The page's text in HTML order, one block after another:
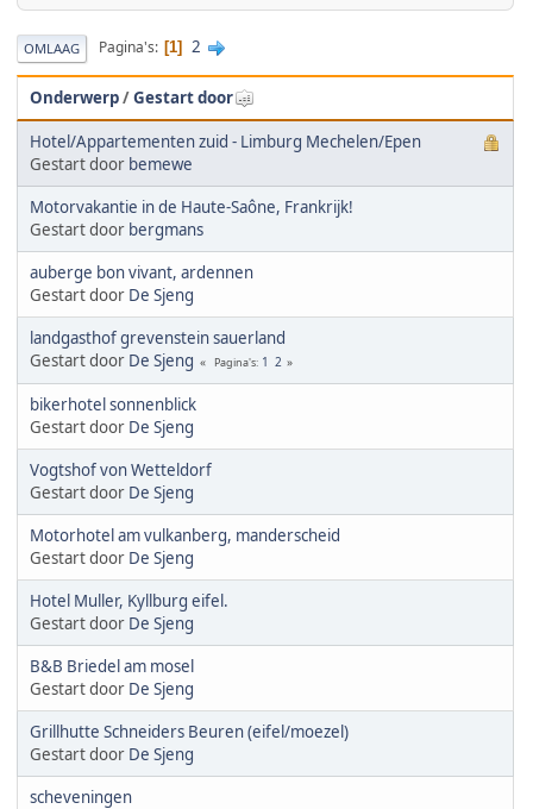
OMLAAG Pagina's 1 2
Onderwerp/Gestart door
Hotel/Appartementen zuid - Limburg Mechelen/Epen
Gestart door bemewe
Motorvakantie in de Haute-Saône, Frankrijk!
Gestart door bergmans
auberge bon vivant, ardennen
Gestart door De Sjeng
landgasthof grevenstein sauerland
Gestart door De Sjeng Pagina's 1 2
bikerhotel sonnenblick
Gestart door De Sjeng
Vogtshof von Wetteldorf
Gestart door De Sjeng
Motorhotel am vulkanberg, manderscheid
Gestart door De Sjeng
Hotel Muller, Kyllburg eifel.
Gestart door De Sjeng
B&B Briedel am mosel
Gestart door De Sjeng
Grillhutte Schneiders Beuren (eifel/moezel)
Gestart door De Sjeng
scheveningen